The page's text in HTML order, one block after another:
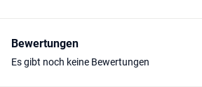
Bewertungen
Es gibt noch keine Bewertungen